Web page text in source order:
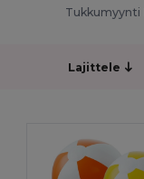
Tukkumyynti
Lajittele